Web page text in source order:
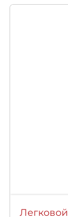
Легковой